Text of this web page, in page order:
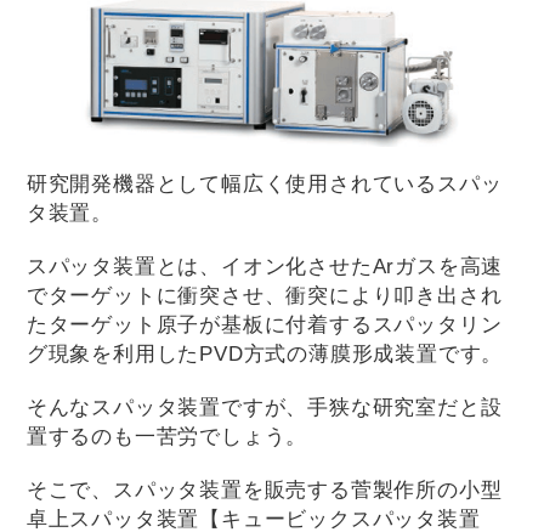
研究開発機器として幅広く使用されているスパッ
タ装置。
スパッタ装置とは、イオン化させたArガスを高速
でターゲットに衝突させ、衝突により叩き出され
たターゲット原子が基板に付着するスパッタリン
グ現象を利用したPVD方式の薄膜形成装置です。
そんなスパッタ装置ですが、手狭な研究室だと設
置するのも一苦労でしょう。
そこで、スパッタ装置を販売する菅製作所の小型
卓上スパッタ装置【キュービックスパッタ装置